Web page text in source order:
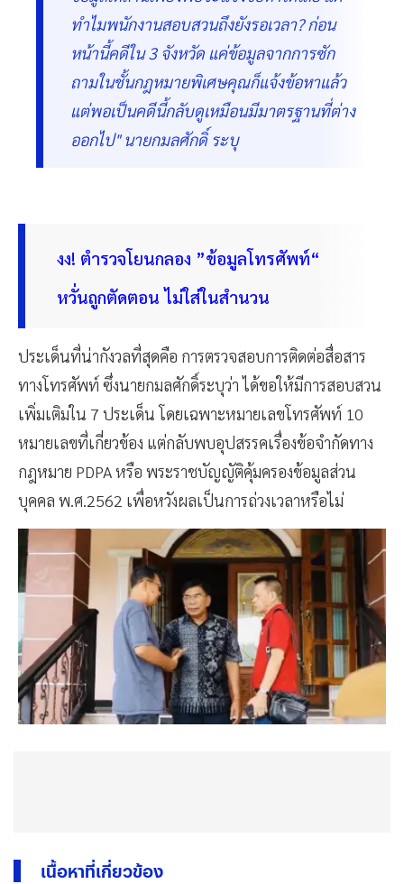
ทำไมพนักงานสอบสวนถึงยังรอเวลา? ก่อน
หน้านี้คดีใน 3 จังหวัด แค่ข้อมูลจากการซัก
ถามในชั้นกฎหมายพิเศษคุณก็แจ้งข้อหาแล้ว
แต่พอเป็นคดีนี้กลับดูเหมือนมีมาตรฐานที่ต่าง
ออกไป" นายกมลศักดิ์ ระบุ
งง! ตำรวจโยนกลอง ”ข้อมูลโทรศัพท์“
หวั่นถูกตัดตอน ไม่ใส่ในสำนวน
ประเด็นที่น่ากังวลที่สุดคือ การตรวจสอบการติดต่อสื่อสาร
ทางโทรศัพท์ ซึ่งนายกมลศักดิ์ระบุว่า ได้ขอให้มีการสอบสวน
เพิ่มเติมใน 7 ประเด็น โดยเฉพาะหมายเลขโทรศัพท์ 10
หมายเลขที่เกี่ยวข้อง แต่กลับพบอุปสรรคเรื่องข้อจำกัดทาง
กฎหมาย PDPA หรือ พระราชบัญญัติคุ้มครองข้อมูลส่วน
บุคคล พ.ศ.2562 เพื่อหวังผลเป็นการถ่วงเวลาหรือไม่
เนื้อหาที่เกี่ยวข้อง